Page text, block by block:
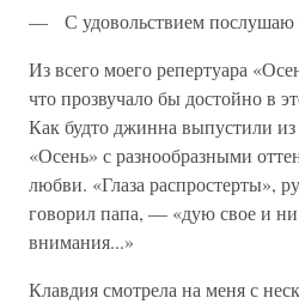
— С удовольствием послушаю
Из всего моего репертуара
что прозвучало бы достойно в
Как будто джинна выпустили
«Осень» с разнообразными
любви. «Глаза распростерты»,
говорил папа, — «дую свое и
внимания...»
Клавдия смотрела на меня с